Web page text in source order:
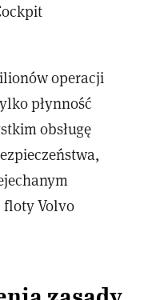
operacji
płynność
obsługę
floty Volvo